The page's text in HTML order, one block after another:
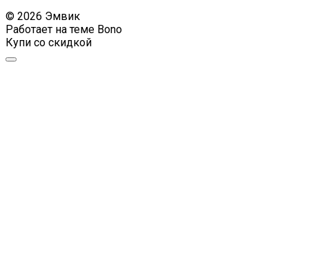
© 2026 Эмвик
Работает на теме Bono
Купи со скидкой